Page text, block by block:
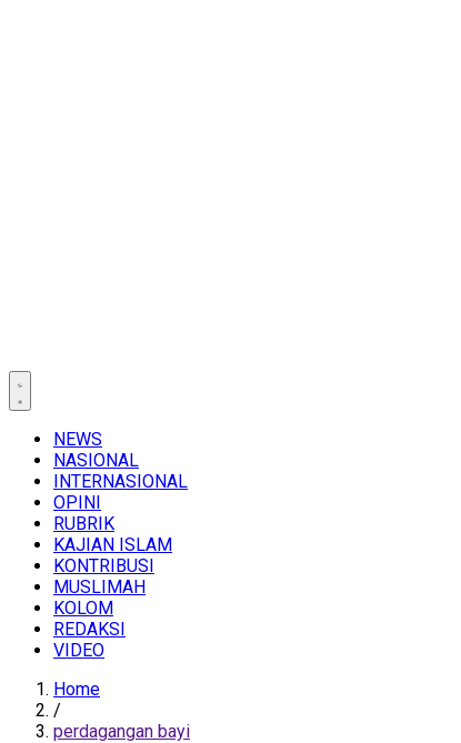
NEWS
NASIONAL
INTERNASIONAL
OPINI
RUBRIK
KAJIAN ISLAM
KONTRIBUSI
MUSLIMAH
KOLOM
REDAKSI
VIDEO
Home
/
perdagangan bayi